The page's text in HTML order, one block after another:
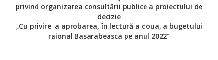
privind organizarea consultării publice a proiectului de
decizie
„Cu privire la aprobarea, în lectură a doua, a bugetului
raional Basarabeasca pe anul 2022”